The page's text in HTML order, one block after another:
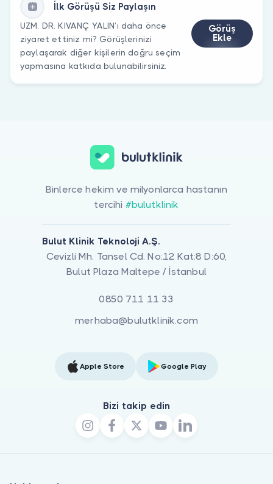
İlk Görüşü Siz Paylaşın
UZM. DR. KIVANÇ YALIN’ı daha önce
ziyaret ettiniz mi? Görüşlerinizi
paylaşarak diğer kişilerin doğru seçim
yapmasına katkıda bulunabilirsiniz.
Görüş
Ekle
Binlerce hekim ve milyonlarca hastanın
tercihi #bulutklinik
Bulut Klinik Teknoloji A.Ş.
Cevizli Mh. Tansel Cd. No:12 Kat:8 D:60,
Bulut Plaza Maltepe / İstanbul
0850 711 11 33
merhaba@bulutklinik.com
Apple Store Google Play
Bizi takip edin